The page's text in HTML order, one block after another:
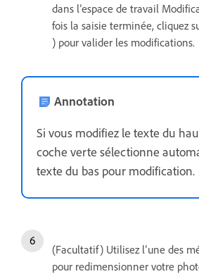
dans l’espace de travail
fois la saisie terminée, cliquez
) pour valider les modifications.
Annotation
Si vous modifiez le texte du
coche verte sélectionne
texte du bas pour modification.
(Facultatif) Utilisez l’une des
pour redimensionner votre